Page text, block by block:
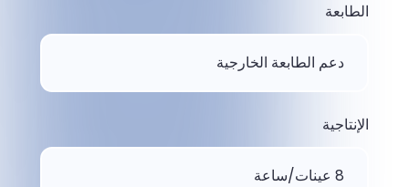
الطابعة
دعم الطابعة الخارجية
الإنتاجية
8 عينات/ساعة